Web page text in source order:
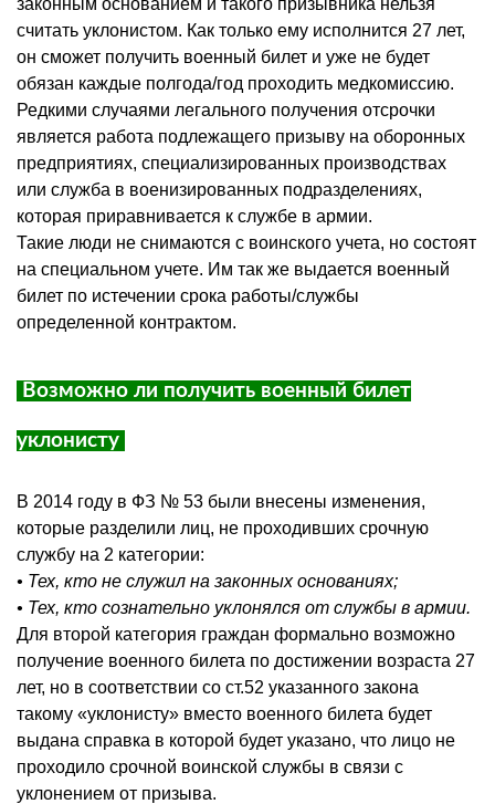
законным основанием и такого призывника нельзя
считать уклонистом. Как только ему исполнится 27 лет,
он сможет получить военный билет и уже не будет
обязан каждые полгода/год проходить медкомиссию.
Редкими случаями легального получения отсрочки
является работа подлежащего призыву на оборонных
предприятиях, специализированных производствах
или служба в военизированных подразделениях,
которая приравнивается к службе в армии.
Такие люди не снимаются с воинского учета, но состоят
на специальном учете. Им так же выдается военный
билет по истечении срока работы/службы
определенной контрактом.
Возможно ли получить военный билет
уклонисту
В 2014 году в ФЗ № 53 были внесены изменения,
которые разделили лиц, не проходивших срочную
службу на 2 категории:
• Тех, кто не служил на законных основаниях;
• Тех, кто сознательно уклонялся от службы в армии.
Для второй категория граждан формально возможно
получение военного билета по достижении возраста 27
лет, но в соответствии со ст.52 указанного закона
такому «уклонисту» вместо военного билета будет
выдана справка в которой будет указано, что лицо не
проходило срочной воинской службы в связи с
уклонением от призыва.